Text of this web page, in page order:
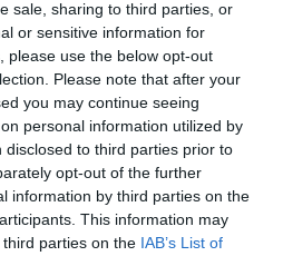
sale, sharing to third parties, or
or sensitive information for
please use the below opt-out
Please note that after your
you may continue seeing
personal information utilized by
to third parties prior to
opt-out of the further
information by third parties on the
This information may
parties on the IAB’s List of